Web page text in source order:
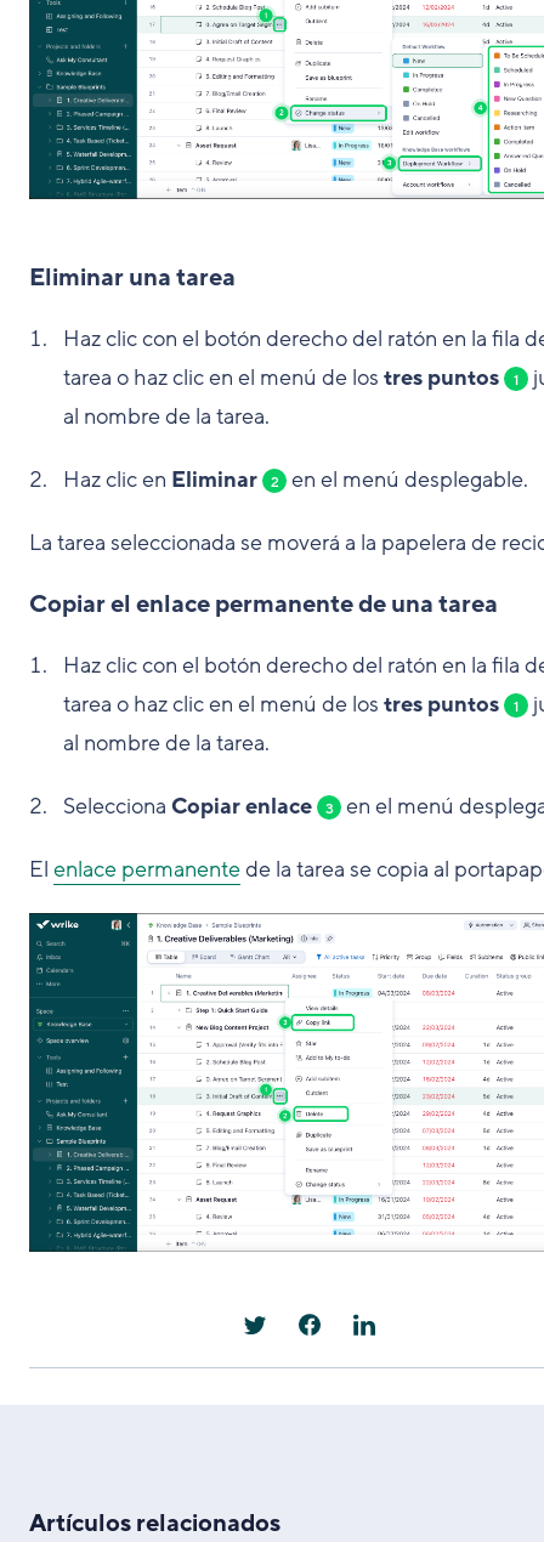
Eliminar una tarea
Haz clic con el botón derecho del ratón en la fila
tarea o haz clic en el menú de los tres puntos 1
al nombre de la tarea.
Haz clic en Eliminar 2 en el menú desplegable.
La tarea seleccionada se moverá a la papelera de
Copiar el enlace permanente de una tarea
Haz clic con el botón derecho del ratón en la fila
tarea o haz clic en el menú de los tres puntos 1
al nombre de la tarea.
Selecciona Copiar enlace 3 en el menú
El enlace permanentede la tarea se copia al
Artículos relacionados